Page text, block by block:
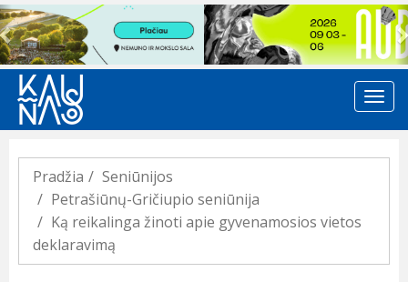
Previous
Pradžia
Seniūnijos
Petrašiūnų-Gričiupio seniūnija
Ką reikalinga žinoti apie gyvenamosios vietos
deklaravimą